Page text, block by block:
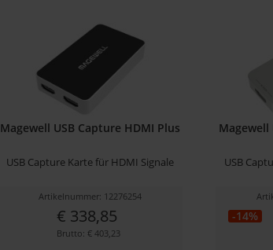
Magewell USB Capture HDMI Plus
USB Capture Karte für HDMI Signale
Artikelnummer: 12276254
€ 338,85
Brutto: € 403,23
Magewell
USB
-14%